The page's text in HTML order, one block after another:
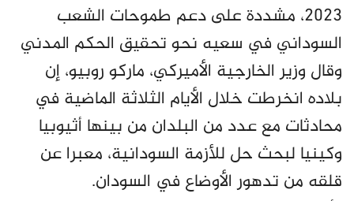
2023، مشددة على دعم طموحات الشعب
السوداني في سعيه نحو تحقيق الحكم المدني
وقال وزير الخارجية الأميركي، ماركو روبيو، إن
بلاده انخرطت خلال الأيام الثلاثة الماضية في
محادثات مع عدد من البلدان من بينها أثيوبيا
وكينيا لبحث حل للأزمة السودانية، معبرا عن
قلقه من تدهور الأوضاع في السودان.